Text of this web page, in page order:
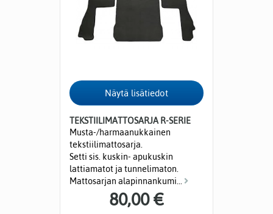
TEKSTIILIMATTOSARJA R-SERIE
Musta-/harmaanukkainen
tekstiilimattosarja.
Setti sis. kuskin- apukuskin
lattiamatot ja tunnelimaton.
Mattosarjan alapinnankumi...
80,00 €